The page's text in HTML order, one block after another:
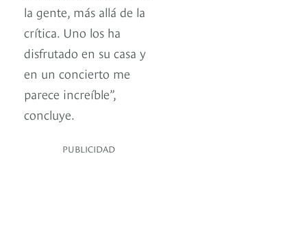
la gente, más allá de la
crítica. Uno los ha
disfrutado en su casa y
en un concierto me
parece increíble”,
concluye.
PUBLICIDAD